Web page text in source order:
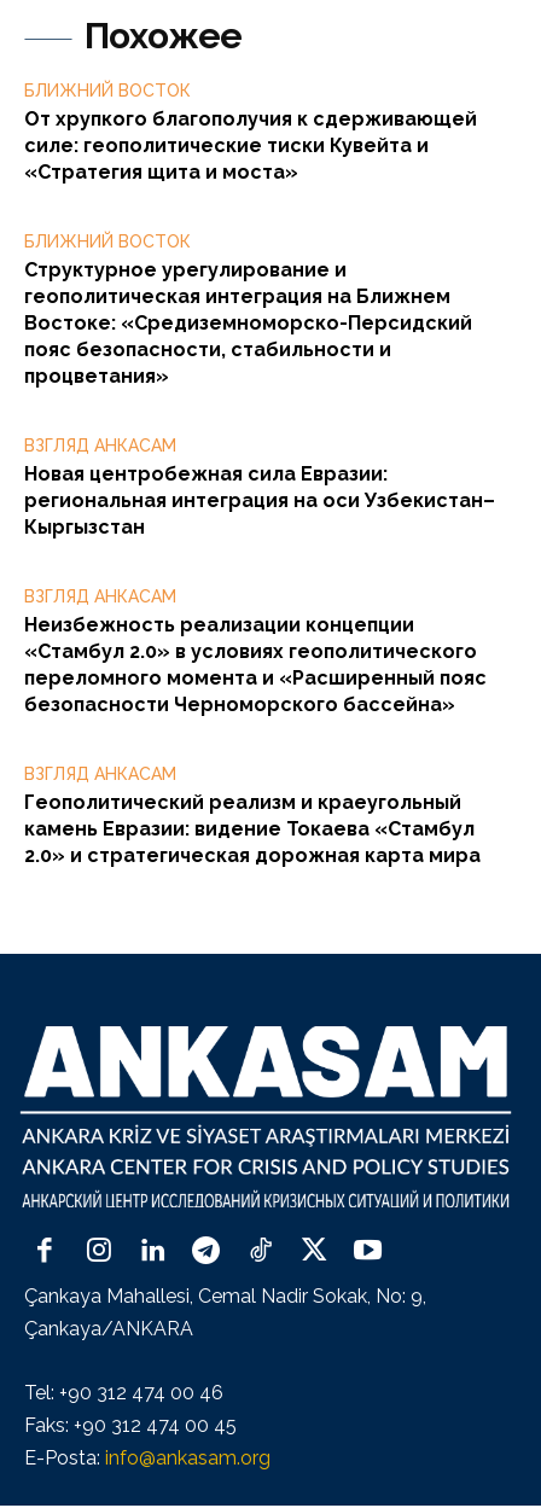
Похожее
БЛИЖНИЙ ВОСТОК
От хрупкого благополучия к сдерживающей
силе: геополитические тиски Кувейта и
«Стратегия щита и моста»
БЛИЖНИЙ ВОСТОК
Структурное урегулирование и
геополитическая интеграция на Ближнем
Востоке: «Средиземноморско-Персидский
пояс безопасности, стабильности и
процветания»
ВЗГЛЯД АНКАСАМ
Новая центробежная сила Евразии:
региональная интеграция на оси Узбекистан–
Кыргызстан
ВЗГЛЯД АНКАСАМ
Неизбежность реализации концепции
«Стамбул 2.0» в условиях геополитического
переломного момента и «Расширенный пояс
безопасности Черноморского бассейна»
ВЗГЛЯД АНКАСАМ
Геополитический реализм и краеугольный
камень Евразии: видение Токаева «Стамбул
2.0» и стратегическая дорожная карта мира
Çankaya Mahallesi, Cemal Nadir Sokak, No: 9,
Çankaya/ANKARA
Tel: +90 312 474 00 46
Faks: +90 312 474 00 45
E-Posta: info@ankasam.org